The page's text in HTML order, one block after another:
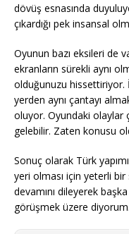
dövüş esnasında
çıkardığı pek insansal
Oyunun bazı eksileri de
ekranların sürekli aynı
olduğunuzu hissettiriyor.
yerden aynı çantayı
oluyor. Oyundaki olaylar
gelebilir. Zaten konusu
Sonuç olarak Türk
yeri olması için yeterli bir
devamını dileyerek
görüşmek üzere